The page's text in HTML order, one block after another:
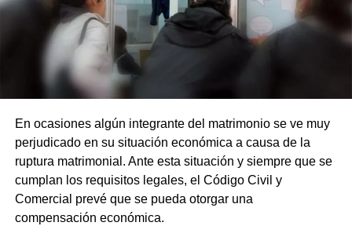
En ocasiones algún integrante del matrimonio se ve muy
perjudicado en su situación económica a causa de la
ruptura matrimonial. Ante esta situación y siempre que se
cumplan los requisitos legales, el Código Civil y
Comercial prevé que se pueda otorgar una
compensación económica.